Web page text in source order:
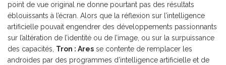
point de vue original ne donne pourtant pas des résultats
éblouissants à l’écran. Alors que la réflexion sur l’intelligence
artificielle pouvait engendrer des développements passionnants
sur l’altération de l’identité ou de l’image, ou sur la surpuissance
des capacités, Tron : Ares se contente de remplacer les
androides par des programmes d’intelligence artificielle et de